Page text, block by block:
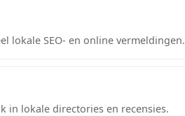
lokale SEO- en online vermeldingen.
in lokale directories en recensies.